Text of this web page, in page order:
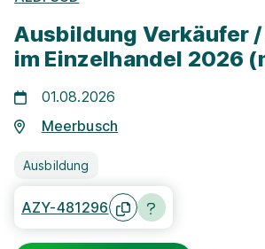
Meerbusch
Freie Stellen
Ausbildung Verkäufer
im Einzelhandel 2026
01.08.2026
Meerbusch
Ausbildung
AZY-481296